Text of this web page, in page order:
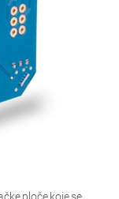
ploče koje se